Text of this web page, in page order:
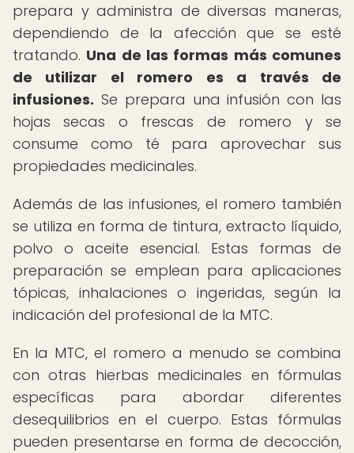
prepara y administra de diversas maneras,
dependiendo de la afección que se esté
tratando. Una de las formas más comunes
de utilizar el romero es a través de
infusiones. Se prepara una infusión con las
hojas secas o frescas de romero y se
consume como té para aprovechar sus
propiedades medicinales.
Además de las infusiones, el romero también
se utiliza en forma de tintura, extracto líquido,
polvo o aceite esencial. Estas formas de
preparación se emplean para aplicaciones
tópicas, inhalaciones o ingeridas, según la
indicación del profesional de la MTC.
En la MTC, el romero a menudo se combina
con otras hierbas medicinales en fórmulas
específicas para abordar diferentes
desequilibrios en el cuerpo. Estas fórmulas
pueden presentarse en forma de decocción,